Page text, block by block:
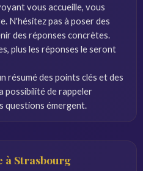
vous accueille, vous
N'hésitez pas à poser des
des réponses concrètes.
plus les réponses le seront
résumé des points clés et des
possibilité de rappeler
questions émergent.
à Strasbourg